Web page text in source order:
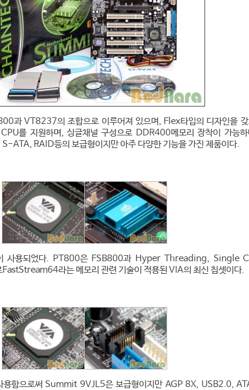
과 VT8237의 조합으로 이루어져 있으며, Flex타입의 디자인을 갖
를 지원하며, 싱글채널 구성으로 DDR400메모리 장착이 가능
RAID등의 보급형이지만 아주 다양한 기능을 가진 제품이다.
사용되었다. PT800은 FSB800과 Hyper Threading, Single
라는 메모리 관련 기술이 적용된 VIA의 최신 칩셋이다.
용함으로써 Summit 9VJL5은 보급형이지만 AGP 8X, USB2.0,